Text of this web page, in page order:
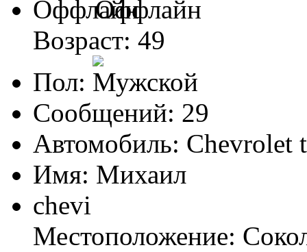
Оффлайн
Возраст: 49
Пол:
Сообщений: 29
Автомобиль: Chevrolet
Имя: Михаил
chevi
Местоположение: